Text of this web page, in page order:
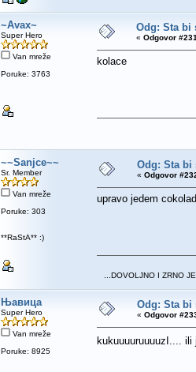
~Avax~
Super Hero
Van mreže
Poruke: 3763
Odg: Sta bi
« Odgovor
kolace
~~Sanjce~~
Sr. Member
Van mreže
Poruke: 303
**RaStA** :)
Odg: Sta bi
« Odgovor
upravo jedem
...DOVOLJNO I ZRNO
Њавица
Super Hero
Van mreže
Poruke: 8925
Odg: Sta bi
« Odgovor
kukuuuuruuuuzI....